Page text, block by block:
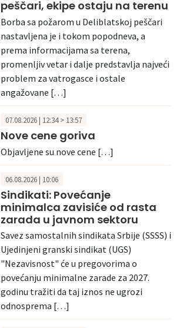
peščari, ekipe ostaju na terenu
Borba sa požarom u Deliblatskoj peščari
nastavljena je i tokom popodneva, a
prema informacijama sa terena,
promenljiv vetar i dalje predstavlja najveći
problem za vatrogasce i ostale
angažovane […]
07.08.2026 | 12:34 > 13:57
Nove cene goriva
Objavljene su nove cene […]
06.08.2026 | 10:06
Sindikati: Povećanje
minimalca zavisiće od rasta
zarada u javnom sektoru
Savez samostalnih sindikata Srbije (SSSS) i
Ujedinjeni granski sindikat (UGS)
"Nezavisnost" će u pregovorima o
povećanju minimalne zarade za 2027.
godinu tražiti da taj iznos ne ugrozi
odnosprema […]